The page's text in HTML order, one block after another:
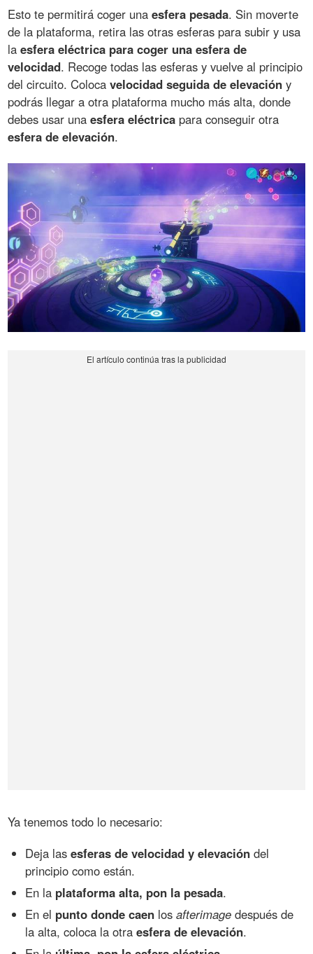
Esto te permitirá coger unaesfera pesada. Sin moverte
de la plataforma, retira las otras esferas para subir y usa
laesfera eléctrica para coger una esfera de
velocidad. Recoge todas las esferas y vuelve al principio
del circuito. Colocavelocidad seguida de elevación y
podrás llegar a otra plataforma mucho más alta, donde
debes usar unaesfera eléctrica para conseguir otra
esfera de elevación.
Ya tenemos todo lo necesario:
Deja lasesferas de velocidad y elevación del
principio como están.
En la plataforma alta, pon la pesada.
En el punto donde caen losafterimage después de
la alta, coloca la otraesfera de elevación.